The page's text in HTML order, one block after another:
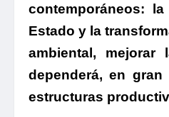
contemporáneos:
Estado y la
ambiental, mejorar
dependerá, en
estructuras